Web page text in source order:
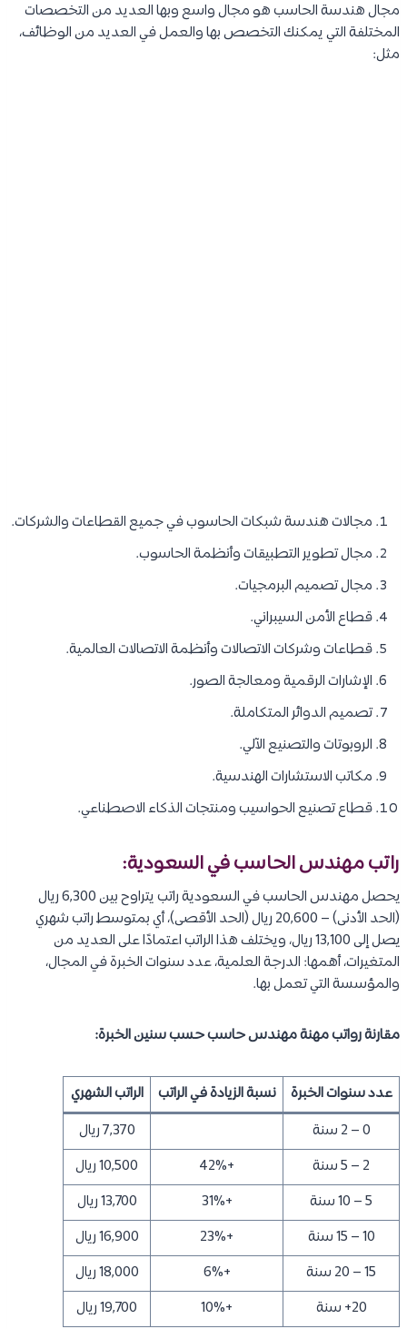
مجال هندسة الحاسب هو مجال واسع وبها العديد من التخصصات
المختلفة التي يمكنك التخصص بها والعمل في العديد من الوظائف،
مثل:
مجالات هندسة شبكات الحاسوب في جميع القطاعات والشركات.
مجال تطوير التطبيقات وأنظمة الحاسوب.
مجال تصميم البرمجيات.
قطاع الأمن السيبراني.
قطاعات وشركات الاتصالات وأنظمة الاتصالات العالمية.
الإشارات الرقمية ومعالجة الصور.
تصميم الدوائر المتكاملة.
الروبوتات والتصنيع الآلي.
مكاتب الاستشارات الهندسية.
قطاع تصنيع الحواسيب ومنتجات الذكاء الاصطناعي.
راتب مهندس الحاسب في السعودية:
يحصل مهندس الحاسب في السعودية راتب يتراوح بين 6,300 ريال
(الحد الأدنى) – 20,600 ريال (الحد الأقصى)، أي بمتوسط راتب شهري
يصل إلى 13,100 ريال، ويختلف هذا الراتب اعتمادًا على العديد من
المتغيرات، أهمها: الدرجة العلمية، عدد سنوات الخبرة في المجال،
والمؤسسة التي تعمل بها.
مقارنة رواتب مهنة مهندس حاسب حسب سنين الخبرة:
عدد سنوات الخبرة نسبة الزيادة في الراتب
الراتب الشهري
0 – 2 سنة
7,370 ريال
2 – 5 سنة
+42%
10,500 ريال
5 – 10 سنة
+31%
13,700 ريال
10 – 15 سنة
+23%
16,900 ريال
15 – 20 سنة
+6%
18,000 ريال
20+ سنة
+10% 19,700 ريال